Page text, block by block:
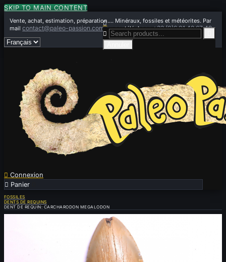
SKIP TO MAIN CONTENT
Vente, achat, estimation, préparation.... Minéraux, fossiles et météorites. Par
mailcontact@paleo-passion.comou par téléphone+33 (0)6 01 42 67 49
 Connexion
 Panier


FOSSILES
DENTS DE REQUINS
DENT DE REQUIN: CARCHARODON MEGALODON